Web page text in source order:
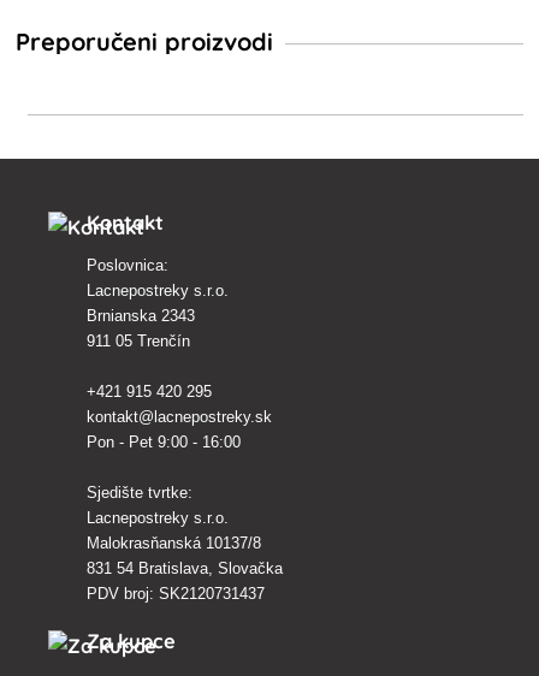
Preporučeni proizvodi
Kontakt
Poslovnica:
Lacnepostreky s.r.o.
Brnianska 2343
911 05 Trenčín
+421 915 420 295
kontakt@lacnepostreky.sk
Pon - Pet 9:00 - 16:00
Sjedište tvrtke:
Lacnepostreky s.r.o.
Malokrasňanská 10137/8
831 54 Bratislava, Slovačka
PDV broj: SK2120731437
Za kupce